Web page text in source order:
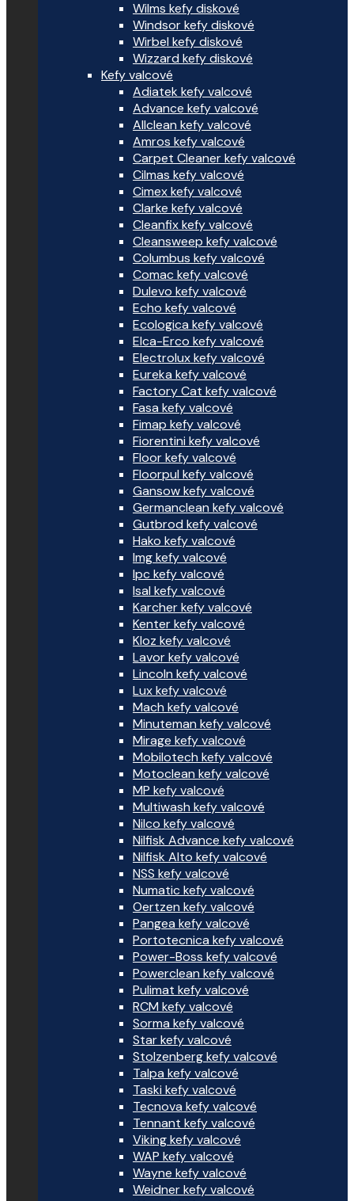
Wilms kefy diskové
Windsor kefy diskové
Wirbel kefy diskové
Wizzard kefy diskové
Kefy valcové
Adiatek kefy valcové
Advance kefy valcové
Allclean kefy valcové
Amros kefy valcové
Carpet Cleaner kefy valcové
Cilmas kefy valcové
Cimex kefy valcové
Clarke kefy valcové
Cleanfix kefy valcové
Cleansweep kefy valcové
Columbus kefy valcové
Comac kefy valcové
Dulevo kefy valcové
Echo kefy valcové
Ecologica kefy valcové
Elca-Erco kefy valcové
Electrolux kefy valcové
Eureka kefy valcové
Factory Cat kefy valcové
Fasa kefy valcové
Fimap kefy valcové
Fiorentini kefy valcové
Floor kefy valcové
Floorpul kefy valcové
Gansow kefy valcové
Germanclean kefy valcové
Gutbrod kefy valcové
Hako kefy valcové
Img kefy valcové
Ipc kefy valcové
Isal kefy valcové
Karcher kefy valcové
Kenter kefy valcové
Kloz kefy valcové
Lavor kefy valcové
Lincoln kefy valcové
Lux kefy valcové
Mach kefy valcové
Minuteman kefy valcové
Mirage kefy valcové
Mobilotech kefy valcové
Motoclean kefy valcové
MP kefy valcové
Multiwash kefy valcové
Nilco kefy valcové
Nilfisk Advance kefy valcové
Nilfisk Alto kefy valcové
NSS kefy valcové
Numatic kefy valcové
Oertzen kefy valcové
Pangea kefy valcové
Portotecnica kefy valcové
Power-Boss kefy valcové
Powerclean kefy valcové
Pulimat kefy valcové
RCM kefy valcové
Sorma kefy valcové
Star kefy valcové
Stolzenberg kefy valcové
Talpa kefy valcové
Taski kefy valcové
Tecnova kefy valcové
Tennant kefy valcové
Viking kefy valcové
WAP kefy valcové
Wayne kefy valcové
Weidner kefy valcové